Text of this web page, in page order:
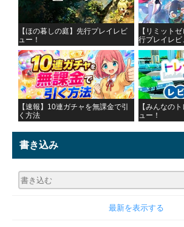
【ほの暮しの庭】先行プレイレビ
ュー！
【リミット
行プレイレビ
【速報】10連ガチャを無課金で引
く方法
【みんなの
ュー！
書き込み
最新を表示する